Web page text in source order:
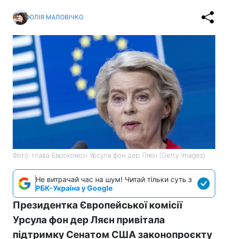
ЮЛІЯ МАЛОВІЧКО
Фото: глава Єврокомісії Урсула фон дер Ляєн (Getty Images)
Не витрачай час на шум! Читай тільки суть з
РБК-Україна у Google
Президентка Європейської комісії
Урсула фон дер Ляєн привітала
підтримку Сенатом США законопроєкту